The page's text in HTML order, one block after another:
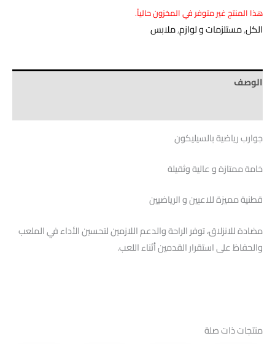
هذا المنتج غير متوفر في المخزون حالياً.
الكل,مستلزمات و لوازم,ملابس
الوصف
جوارب رياضية بالسيليكون
خامة ممتازة و عالية وثقيلة
قطنية مميزة للاعبين و الرياضيين
مضادة للانزلاق، توفر الراحة والدعم اللازمين لتحسين الأداء في الملعب
والحفاظ على استقرار القدمين أثناء اللعب.
منتجات ذات صلة